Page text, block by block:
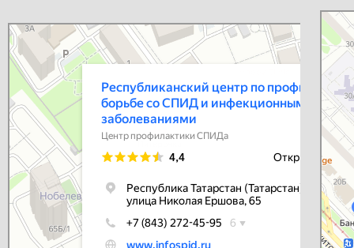
Республиканский центр по профилактике и борьбе со СПИД и
инфекционными заболеваниями
Центр профилактики СПИДа в Казани
СПИД-
Центр